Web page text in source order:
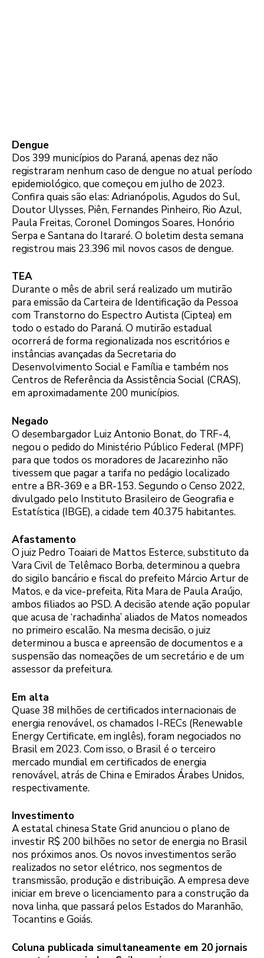
Dengue
Dos 399 municípios do Paraná, apenas dez não
registraram nenhum caso de dengue no atual período
epidemiológico, que começou em julho de 2023.
Confira quais são elas: Adrianópolis, Agudos do Sul,
Doutor Ulysses, Piên, Fernandes Pinheiro, Rio Azul,
Paula Freitas, Coronel Domingos Soares, Honório
Serpa e Santana do Itararé. O boletim desta semana
registrou mais 23.396 mil novos casos de dengue.
TEA
Durante o mês de abril será realizado um mutirão
para emissão da Carteira de Identificação da Pessoa
com Transtorno do Espectro Autista (Ciptea) em
todo o estado do Paraná. O mutirão estadual
ocorrerá de forma regionalizada nos escritórios e
instâncias avançadas da Secretaria do
Desenvolvimento Social e Família e também nos
Centros de Referência da Assistência Social (CRAS),
em aproximadamente 200 municípios.
Negado
O desembargador Luiz Antonio Bonat, do TRF-4,
negou o pedido do Ministério Público Federal (MPF)
para que todos os moradores de Jacarezinho não
tivessem que pagar a tarifa no pedágio localizado
entre a BR-369 e a BR-153. Segundo o Censo 2022,
divulgado pelo Instituto Brasileiro de Geografia e
Estatística (IBGE), a cidade tem 40.375 habitantes.
Afastamento
O juiz Pedro Toaiari de Mattos Esterce, substituto da
Vara Civil de Telêmaco Borba, determinou a quebra
do sigilo bancário e fiscal do prefeito Márcio Artur de
Matos, e da vice-prefeita, Rita Mara de Paula Araújo,
ambos filiados ao PSD. A decisão atende ação popular
que acusa de ‘rachadinha’ aliados de Matos nomeados
no primeiro escalão. Na mesma decisão, o juiz
determinou a busca e apreensão de documentos e a
suspensão das nomeações de um secretário e de um
assessor da prefeitura.
Em alta
Quase 38 milhões de certificados internacionais de
energia renovável, os chamados I-RECs (Renewable
Energy Certificate, em inglês), foram negociados no
Brasil em 2023. Com isso, o Brasil é o terceiro
mercado mundial em certificados de energia
renovável, atrás de China e Emirados Árabes Unidos,
respectivamente.
Investimento
A estatal chinesa State Grid anunciou o plano de
investir R$ 200 bilhões no setor de energia no Brasil
nos próximos anos. Os novos investimentos serão
realizados no setor elétrico, nos segmentos de
transmissão, produção e distribuição. A empresa deve
iniciar em breve o licenciamento para a construção da
nova linha, que passará pelos Estados do Maranhão,
Tocantins e Goiás.
Coluna publicada simultaneamente em 20 jornais